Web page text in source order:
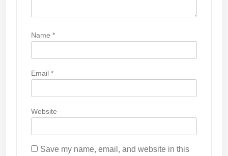
Name *
Email *
Website
Save my name, email, and website in this